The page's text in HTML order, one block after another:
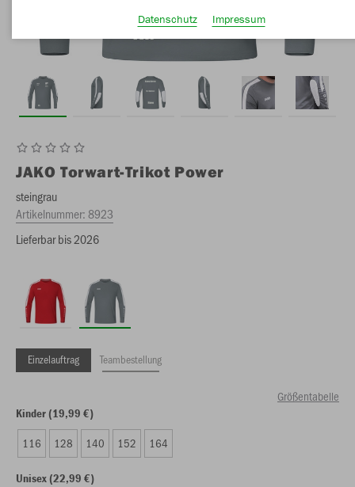
JAKO Torwart-Trikot Power
steingrau
Artikelnummer:8923
Lieferbar bis 2026
Einzelauftrag Teambestellung
Größentabelle
Kinder (19,99 €)
116 128 140 152 164
Unisex (22,99 €)
Datenschutz
Impressum